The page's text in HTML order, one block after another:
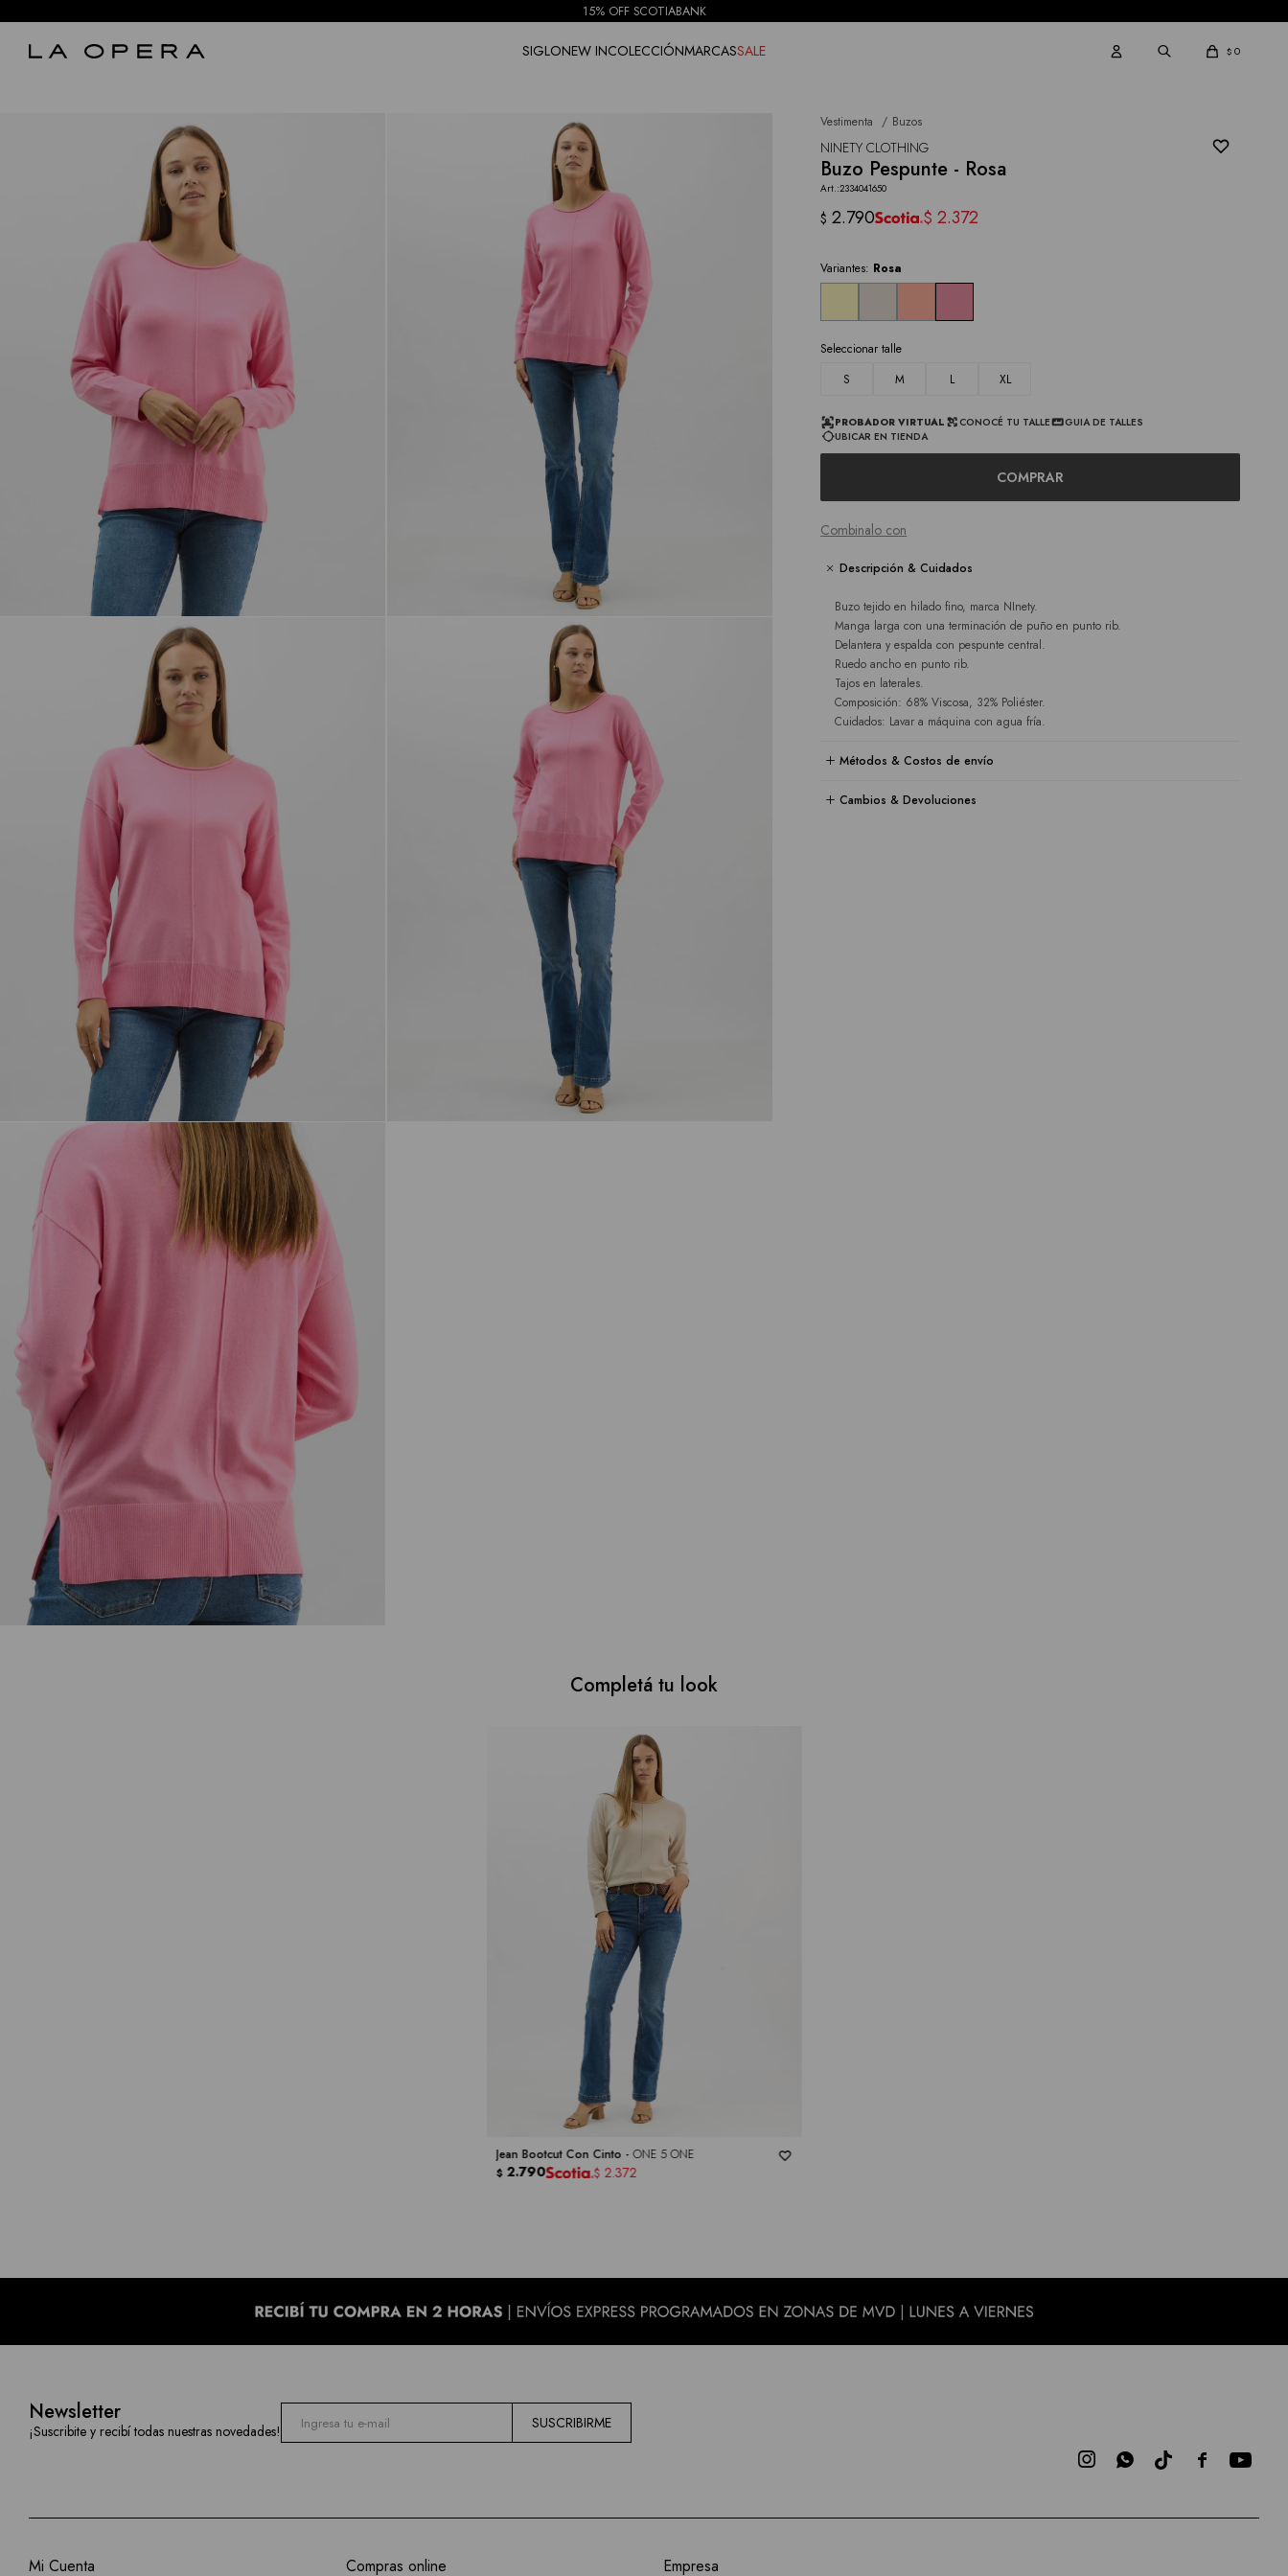
15% OFF SCOTIABANK
SIGLONEW INCOLECCIÓNMARCASSALE $ 0
Vestimenta Buzos
NINETY CLOTHING
Buzo Pespunte - Rosa
2334041650
$ 2.790 $ 2.372
Variantes: Rosa
Seleccionar talle
S
M L XL
PROBADOR VIRTUAL CONOCÉ TU TALLE
GUIA DE TALLES
UBICAR EN TIENDA
COMPRAR
Combinalo con
Descripción & Cuidados
Buzo tejido en hilado fino, marca NInety.
Manga larga con una terminación de puño en punto rib.
Delantera y espalda con pespunte central.
Ruedo ancho en punto rib.
Tajos en laterales.
Composición: 68% Viscosa, 32% Poliéster.
Cuidados: Lavar a máquina con agua fría.
Métodos & Costos de envío
Cambios & Devoluciones
Completá tu look
Jean Bootcut Con Cinto -ONE 5 ONE
$ 2.790 $ 2.372
NOTIFICARME
Newsletter
¡Suscribite y recibí todas nuestras novedades! SUSCRIBIRME

 
Mi Cuenta Compras online Empresa